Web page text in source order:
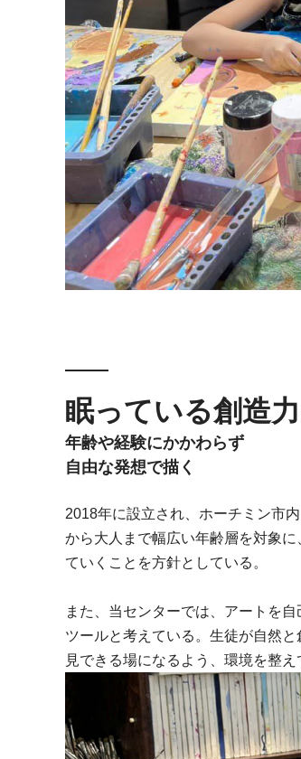
眠っている創造
年齢や経験にかかわらず
自由な発想で描く
2018年に設立され、ホーチミン市
から大人まで幅広い年齢層を対象
ていくことを方針としている。
また、当センターでは、アートを
ツールと考えている。生徒が自然
見できる場になるよう、環境を整